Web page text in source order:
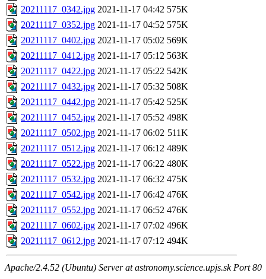
20211117_0342.jpg 2021-11-17 04:42 575K
20211117_0352.jpg 2021-11-17 04:52 575K
20211117_0402.jpg 2021-11-17 05:02 569K
20211117_0412.jpg 2021-11-17 05:12 563K
20211117_0422.jpg 2021-11-17 05:22 542K
20211117_0432.jpg 2021-11-17 05:32 508K
20211117_0442.jpg 2021-11-17 05:42 525K
20211117_0452.jpg 2021-11-17 05:52 498K
20211117_0502.jpg 2021-11-17 06:02 511K
20211117_0512.jpg 2021-11-17 06:12 489K
20211117_0522.jpg 2021-11-17 06:22 480K
20211117_0532.jpg 2021-11-17 06:32 475K
20211117_0542.jpg 2021-11-17 06:42 476K
20211117_0552.jpg 2021-11-17 06:52 476K
20211117_0602.jpg 2021-11-17 07:02 496K
20211117_0612.jpg 2021-11-17 07:12 494K
Apache/2.4.52 (Ubuntu) Server at astronomy.science.upjs.sk Port 80